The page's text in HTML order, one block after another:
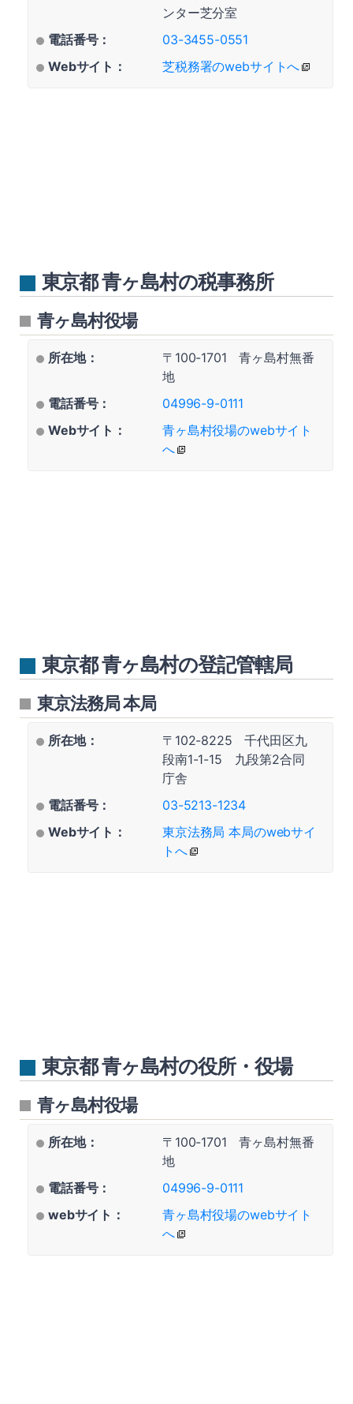
ンター芝分室
電話番号：
03-3455-0551
Webサイト：
芝税務署のwebサイトへ
東京都 青ヶ島村の税事務所
青ヶ島村役場
所在地：
〒100-1701 青ヶ島村無番
地
電話番号：
04996-9-0111
Webサイト：
青ヶ島村役場のwebサイト
へ
東京都 青ヶ島村の登記管轄局
東京法務局 本局
所在地：
〒102-8225 千代田区九
段南1-1-15 九段第2合同
庁舎
電話番号：
03-5213-1234
Webサイト：
東京法務局 本局のwebサイ
トへ
東京都 青ヶ島村の役所・役場
青ヶ島村役場
所在地：
〒100-1701 青ヶ島村無番
地
電話番号：
04996-9-0111
webサイト：
青ヶ島村役場のwebサイト
へ